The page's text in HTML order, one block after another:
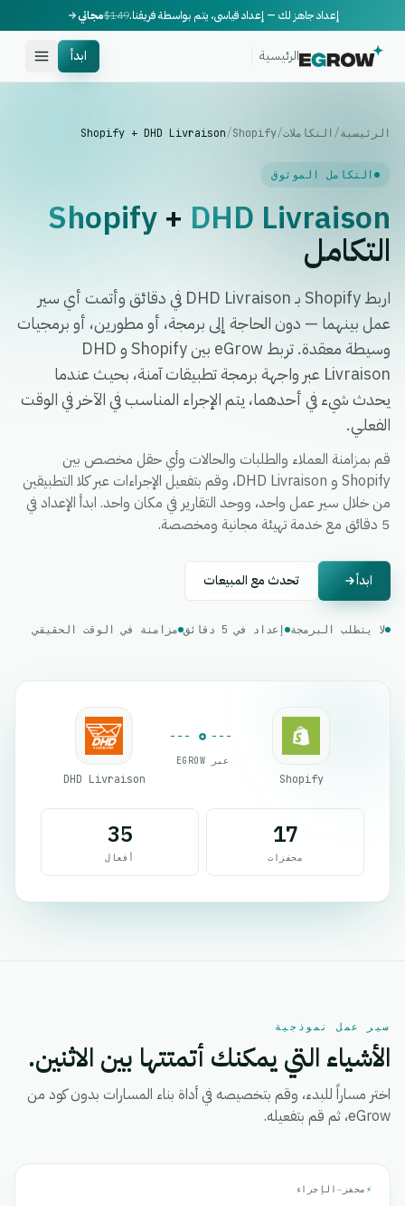
إعداد جاهز لك — إعداد قياسي، يتم بواسطة فريقنا.$149مجاني
الرئيسية ابدأ
الرئيسية/ التكاملات/
Shopify
/
Shopify + DHD Livraison
التكامل الموثوق
Shopify+ DHD Livraison
التكامل
اربط Shopify بـ DHD Livraison في دقائق وأتمت أي سير
عمل بينهما — دون الحاجة إلى برمجة، أو مطورين، أو برمجيات
وسيطة معقدة. تربط eGrow بين Shopify و DHD
Livraison عبر واجهة برمجة تطبيقات آمنة، بحيث عندما
يحدث شيء في أحدهما، يتم الإجراء المناسب في الآخر في الوقت
الفعلي.
قم بمزامنة العملاء والطلبات والحالات وأي حقل مخصص بين
Shopify و DHD Livraison، وقم بتفعيل الإجراءات عبر كلا التطبيقين
من خلال سير عمل واحد، ووحد التقارير في مكان واحد. ابدأ الإعداد في
5 دقائق مع خدمة تهيئة مجانية ومخصصة.
ابدأ تحدث مع المبيعات
لا يتطلب البرمجة إعداد في 5 دقائق مزامنة في الوقت الحقيقي
Shopify
عبر EGROW
DHD Livraison
17
محفزات
35
أفعال
سير عمل نموذجية
الأشياء التي يمكنك أتمتتها بين الاثنين.
اختر مساراً للبدء، وقم بتخصيصه في أداة بناء المسارات بدون كود من
eGrow، ثم قم بتفعيله.
⚡ محفز →الإجراء